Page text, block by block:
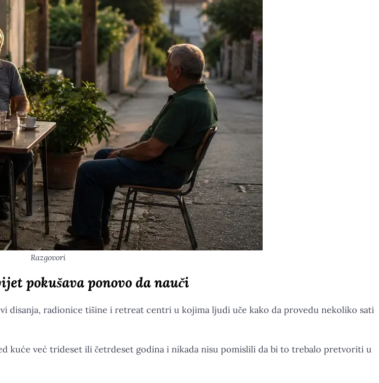
Razgovori
pokušava ponovo da nauči
disanja, radionice tišine i retreat centri u kojima ljudi uče kako da provedu nekoliko sati
kuće već trideset ili četrdeset godina i nikada nisu pomislili da bi to trebalo pretvoriti u